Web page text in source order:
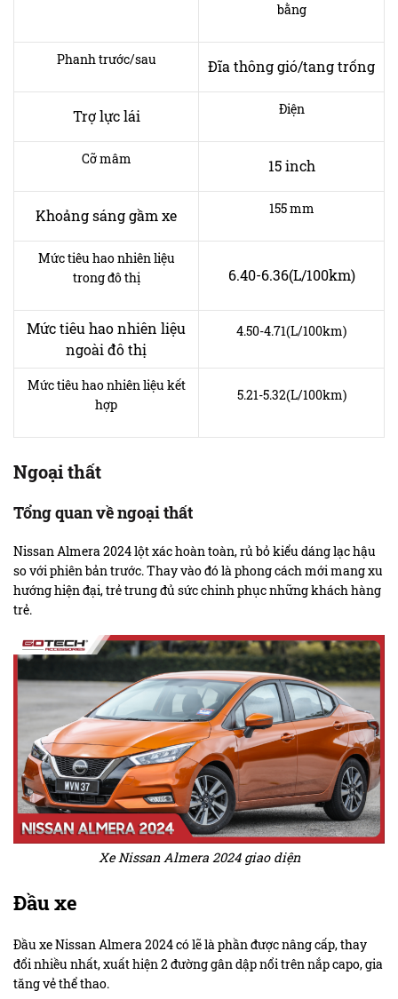
bằng
Phanh trước/sau Đĩa thông gió/tang trống
Trợ lực lái Điện
Cỡ mâm 15 inch
Khoảng sáng gầm xe 155 mm
Mức tiêu hao nhiên liệu
trong đô thị
6.40-6.36(L/100km)
Mức tiêu hao nhiên liệu
ngoài đô thị
4.50-4.71(L/100km)
Mức tiêu hao nhiên liệu kết
hợp
5.21-5.32(L/100km)
Ngoại thất
Tổng quan về ngoại thất
Nissan Almera 2024 lột xác hoàn toàn, rủ bỏ kiểu dáng lạc hậu
so với phiên bản trước. Thay vào đó là phong cách mới mang xu
hướng hiện đại, trẻ trung đủ sức chinh phục những khách hàng
trẻ.
Xe Nissan Almera 2024 giao diện
Đầu xe
Đầu xe Nissan Almera 2024 có lẽ là phần được nâng cấp, thay
đổi nhiều nhất, xuất hiện 2 đường gân dập nổi trên nắp capo, gia
tăng vẻ thể thao.